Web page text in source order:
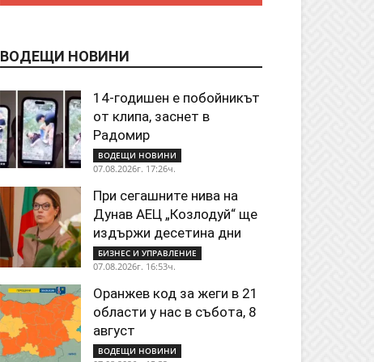
ВОДЕЩИ НОВИНИ
14-годишен е побойникът
от клипа, заснет в
Радомир
ВОДЕЩИ НОВИНИ
07.08.2026г. 17:26ч.
При сегашните нива на
Дунав АЕЦ „Козлодуй“ ще
издържи десетина дни
БИЗНЕС И УПРАВЛЕНИЕ
07.08.2026г. 16:53ч.
Оранжев код за жеги в 21
области у нас в събота, 8
август
ВОДЕЩИ НОВИНИ